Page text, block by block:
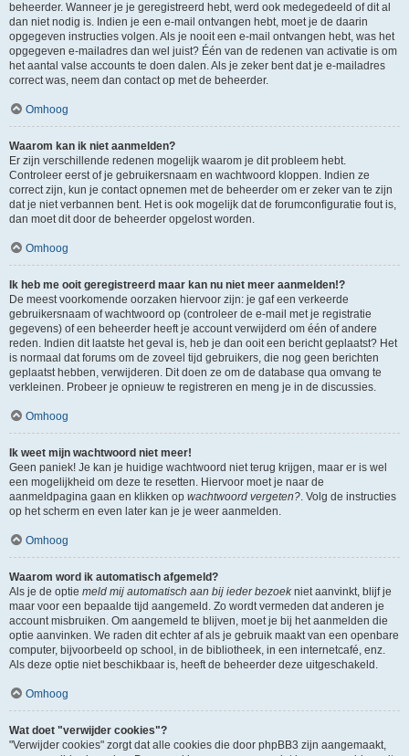
beheerder. Wanneer je je geregistreerd hebt, werd ook medegedeeld of dit al
dan niet nodig is. Indien je een e-mail ontvangen hebt, moet je de daarin
opgegeven instructies volgen. Als je nooit een e-mail ontvangen hebt, was het
opgegeven e-mailadres dan wel juist? Één van de redenen van activatie is om
het aantal valse accounts te doen dalen. Als je zeker bent dat je e-mailadres
correct was, neem dan contact op met de beheerder.
Omhoog
Waarom kan ik niet aanmelden?
Er zijn verschillende redenen mogelijk waarom je dit probleem hebt.
Controleer eerst of je gebruikersnaam en wachtwoord kloppen. Indien ze
correct zijn, kun je contact opnemen met de beheerder om er zeker van te zijn
dat je niet verbannen bent. Het is ook mogelijk dat de forumconfiguratie fout is,
dan moet dit door de beheerder opgelost worden.
Omhoog
Ik heb me ooit geregistreerd maar kan nu niet meer aanmelden!?
De meest voorkomende oorzaken hiervoor zijn: je gaf een verkeerde
gebruikersnaam of wachtwoord op (controleer de e-mail met je registratie
gegevens) of een beheerder heeft je account verwijderd om één of andere
reden. Indien dit laatste het geval is, heb je dan ooit een bericht geplaatst? Het
is normaal dat forums om de zoveel tijd gebruikers, die nog geen berichten
geplaatst hebben, verwijderen. Dit doen ze om de database qua omvang te
verkleinen. Probeer je opnieuw te registreren en meng je in de discussies.
Omhoog
Ik weet mijn wachtwoord niet meer!
Geen paniek! Je kan je huidige wachtwoord niet terug krijgen, maar er is wel
een mogelijkheid om deze te resetten. Hiervoor moet je naar de
aanmeldpagina gaan en klikken op wachtwoord vergeten?. Volg de instructies
op het scherm en even later kan je je weer aanmelden.
Omhoog
Waarom word ik automatisch afgemeld?
Als je de optie meld mij automatisch aan bij ieder bezoekniet aanvinkt, blijf je
maar voor een bepaalde tijd aangemeld. Zo wordt vermeden dat anderen je
account misbruiken. Om aangemeld te blijven, moet je bij het aanmelden die
optie aanvinken. We raden dit echter af als je gebruik maakt van een openbare
computer, bijvoorbeeld op school, in de bibliotheek, in een internetcafé, enz.
Als deze optie niet beschikbaar is, heeft de beheerder deze uitgeschakeld.
Omhoog
Wat doet "verwijder cookies"?
"Verwijder cookies" zorgt dat alle cookies die door phpBB3 zijn aangemaakt,